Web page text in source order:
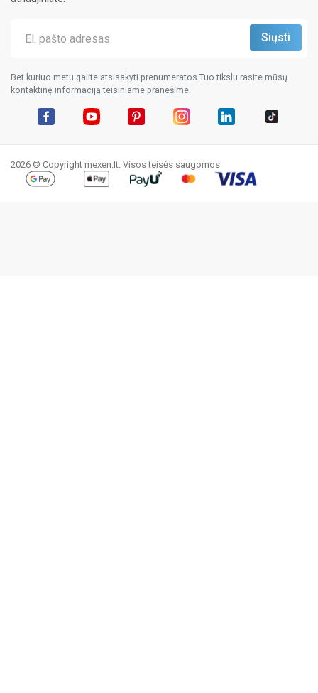
Bet kuriuo metu galite atsisakyti prenumeratos.Tuo tikslu rasite mūsų
kontaktinę informaciją teisiniame pranešime.
2026 © Copyright mexen.lt. Visos teisės saugomos.